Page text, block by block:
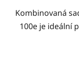
Kombinovaná
100e je ideální